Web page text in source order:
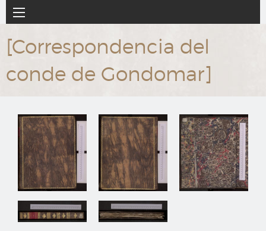
al
principal
Navegación
principal
[Correspondencia del
conde de Gondomar]